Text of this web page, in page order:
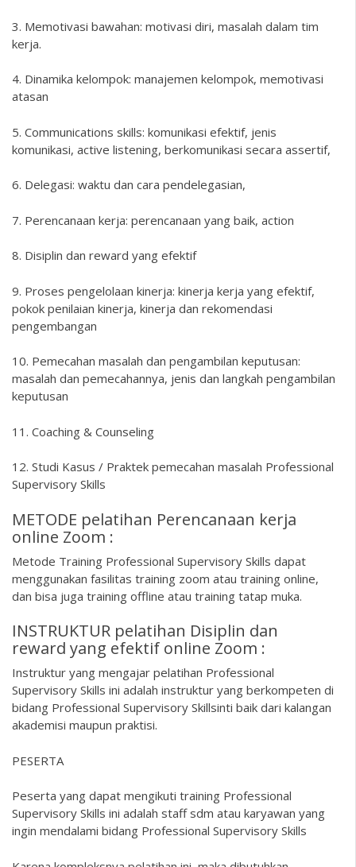
3. Memotivasi bawahan: motivasi diri, masalah dalam tim
kerja.
4. Dinamika kelompok: manajemen kelompok, memotivasi
atasan
5. Communications skills: komunikasi efektif, jenis
komunikasi, active listening, berkomunikasi secara assertif,
6. Delegasi: waktu dan cara pendelegasian,
7. Perencanaan kerja: perencanaan yang baik, action
8. Disiplin dan reward yang efektif
9. Proses pengelolaan kinerja: kinerja kerja yang efektif,
pokok penilaian kinerja, kinerja dan rekomendasi
pengembangan
10. Pemecahan masalah dan pengambilan keputusan:
masalah dan pemecahannya, jenis dan langkah pengambilan
keputusan
11. Coaching & Counseling
12. Studi Kasus / Praktek pemecahan masalah Professional
Supervisory Skills
METODE pelatihan Perencanaan kerja
online Zoom :
Metode Training Professional Supervisory Skills dapat
menggunakan fasilitas training zoom atau training online,
dan bisa juga training offline atau training tatap muka.
INSTRUKTUR pelatihan Disiplin dan
reward yang efektif online Zoom :
Instruktur yang mengajar pelatihan Professional
Supervisory Skills ini adalah instruktur yang berkompeten di
bidang Professional Supervisory Skillsinti baik dari kalangan
akademisi maupun praktisi.
PESERTA
Peserta yang dapat mengikuti training Professional
Supervisory Skills ini adalah staff sdm atau karyawan yang
ingin mendalami bidang Professional Supervisory Skills